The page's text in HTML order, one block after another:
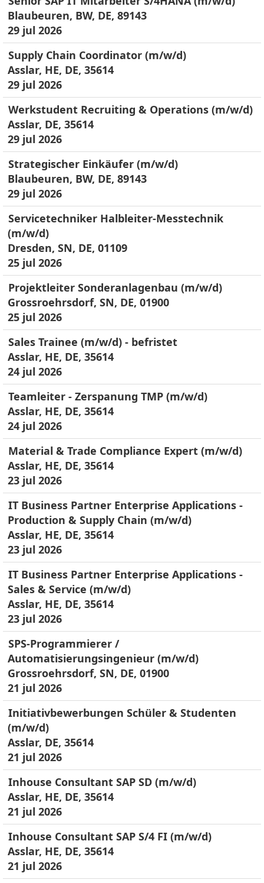
Blaubeuren, BW, DE, 89143
29 jul 2026
Supply Chain Coordinator (m/w/d)
Asslar, HE, DE, 35614
29 jul 2026
Werkstudent Recruiting & Operations (m/w/d)
Asslar, DE, 35614
29 jul 2026
Strategischer Einkäufer (m/w/d)
Blaubeuren, BW, DE, 89143
29 jul 2026
Servicetechniker Halbleiter-Messtechnik
(m/w/d)
Dresden, SN, DE, 01109
25 jul 2026
Projektleiter Sonderanlagenbau (m/w/d)
Grossroehrsdorf, SN, DE, 01900
25 jul 2026
Sales Trainee (m/w/d) - befristet
Asslar, HE, DE, 35614
24 jul 2026
Teamleiter - Zerspanung TMP (m/w/d)
Asslar, HE, DE, 35614
24 jul 2026
Material & Trade Compliance Expert (m/w/d)
Asslar, HE, DE, 35614
23 jul 2026
IT Business Partner Enterprise Applications -
Production & Supply Chain (m/w/d)
Asslar, HE, DE, 35614
23 jul 2026
IT Business Partner Enterprise Applications -
Sales & Service (m/w/d)
Asslar, HE, DE, 35614
23 jul 2026
SPS-Programmierer /
Automatisierungsingenieur (m/w/d)
Grossroehrsdorf, SN, DE, 01900
21 jul 2026
Initiativbewerbungen Schüler & Studenten
(m/w/d)
Asslar, DE, 35614
21 jul 2026
Inhouse Consultant SAP SD (m/w/d)
Asslar, HE, DE, 35614
21 jul 2026
Inhouse Consultant SAP S/4 FI (m/w/d)
Asslar, HE, DE, 35614
21 jul 2026